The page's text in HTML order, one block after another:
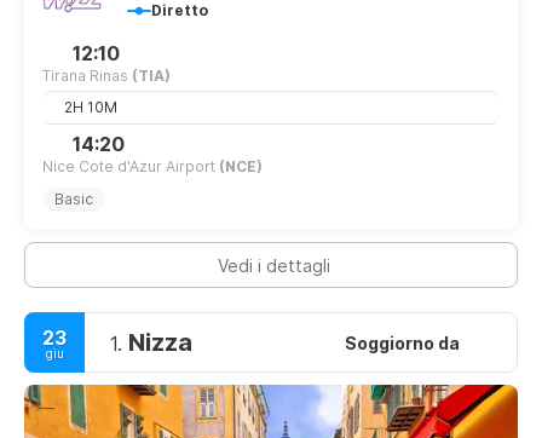
Diretto
12:10
Tirana Rinas (TIA)
2H 10M
14:20
Nice Cote d'Azur Airport (NCE)
Basic
Vedi i dettagli
23
giu 1. Nizza Soggiorno da